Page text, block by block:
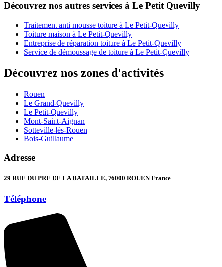
Découvrez nos autres services à Le Petit Quevilly
Traitement anti mousse toiture à Le Petit-Quevilly
Toiture maison à Le Petit-Quevilly
Entreprise de réparation toiture à Le Petit-Quevilly
Service de démoussage de toiture à Le Petit-Quevilly
Découvrez nos zones d'activités
Rouen
Le Grand-Quevilly
Le Petit-Quevilly
Mont-Saint-Aignan
Sotteville-lès-Rouen
Bois-Guillaume
Adresse
29 RUE DU PRE DE LA BATAILLE, 76000 ROUEN France
Téléphone